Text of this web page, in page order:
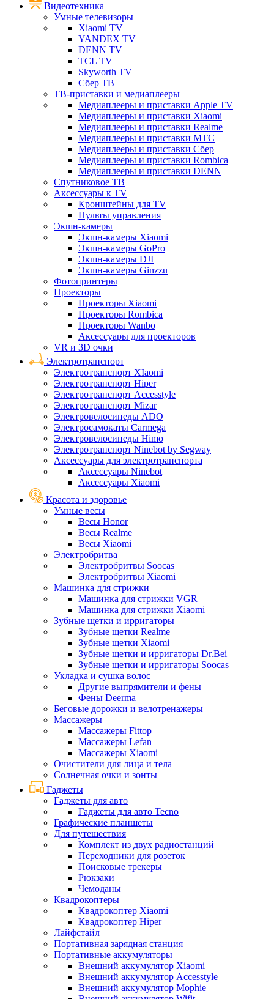
Видеотехника
Умные телевизоры
Xiaomi TV
YANDEX TV
DENN TV
TCL TV
Skyworth TV
Сбер ТВ
ТВ-приставки и медиаплееры
Медиаплееры и приставки Apple TV
Медиаплееры и приставки Xiaomi
Медиаплееры и приставки Realme
Медиаплееры и приставки МТС
Медиаплееры и приставки Сбер
Медиаплееры и приставки Rombica
Медиаплееры и приставки DENN
Спутниковое ТВ
Аксессуары к TV
Кронштейны для TV
Пульты управления
Экшн-камеры
Экшн-камеры Xiaomi
Экшн-камеры GoPro
Экшн-камеры DJI
Экшн-камеры Ginzzu
Фотопринтеры
Проекторы
Проекторы Xiaomi
Проекторы Rombica
Проекторы Wanbo
Аксессуары для проекторов
VR и 3D очки
Электротранспорт
Электротранспорт XIaomi
Электротранспорт Hiper
Электротранспорт Accesstyle
Электротранспорт Mizar
Электровелосипеды ADO
Электросамокаты Carmega
Электровелосипеды Himo
Электротранспорт Ninebot by Segway
Аксессуары для электротранспорта
Аксессуары Ninebot
Аксессуары Xiaomi
Красота и здоровье
Умные весы
Весы Honor
Весы Realme
Весы Xiaomi
Электробритва
Электробритвы Soocas
Электробритвы Xiaomi
Машинка для стрижки
Машинка для стрижки VGR
Машинка для стрижки Xiaomi
Зубные щетки и ирригаторы
Зубные щетки Realme
Зубные щетки Xiaomi
Зубные щетки и ирригаторы Dr.Bei
Зубные щетки и ирригаторы Soocas
Укладка и сушка волос
Другие выпрямители и фены
Фены Deerma
Беговые дорожки и велотренажеры
Массажеры
Массажеры Fittop
Массажеры Lefan
Массажеры Xiaomi
Очистители для лица и тела
Солнечная очки и зонты
Гаджеты
Гаджеты для авто
Гаджеты для авто Tecno
Графические планшеты
Для путешествия
Комплект из двух радиостанций
Переходники для розеток
Поисковые трекеры
Рюкзаки
Чемоданы
Квадрокоптеры
Квадрокоптер Xiaomi
Квадрокоптер Hiper
Лайфстайл
Портативная зарядная станция
Портативные аккумуляторы
Внешний аккумулятор Xiaomi
Внешний аккумулятор Accesstyle
Внешний аккумулятор Mophie